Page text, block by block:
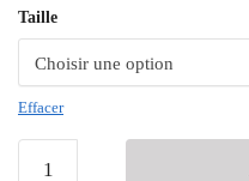
Taille
Effacer